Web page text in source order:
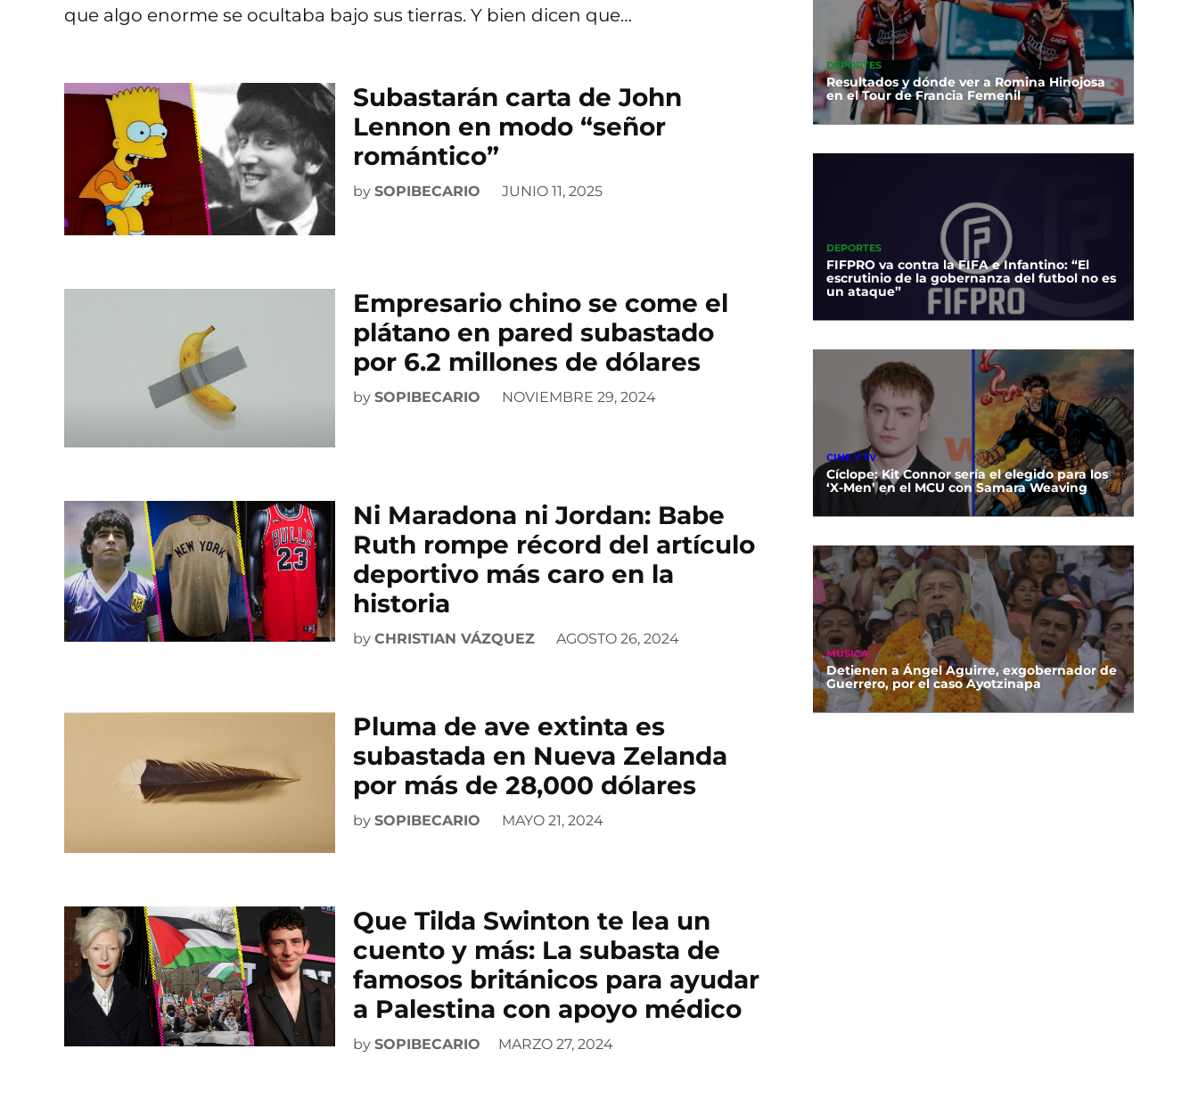
que algo enorme se ocultaba bajo sus tierras. Y bien dicen que…
Subastarán carta de John
Lennon en modo “señor
romántico”
by SOPIBECARIO JUNIO 11, 2025
Empresario chino se come el
plátano en pared subastado
por 6.2 millones de dólares
by SOPIBECARIO NOVIEMBRE 29, 2024
Ni Maradona ni Jordan: Babe
Ruth rompe récord del artículo
deportivo más caro en la
historia
by CHRISTIAN VÁZQUEZ AGOSTO 26, 2024
Pluma de ave extinta es
subastada en Nueva Zelanda
por más de 28,000 dólares
by SOPIBECARIO MAYO 21, 2024
Que Tilda Swinton te lea un
cuento y más: La subasta de
famosos británicos para ayudar
a Palestina con apoyo médico
by SOPIBECARIO MARZO 27, 2024
DEPORTES
Resultados y dónde ver a Romina Hinojosa
en el Tour de Francia Femenil
DEPORTES
FIFPRO va contra la FIFA e Infantino: “El
escrutinio de la gobernanza del futbol no es
un ataque”
CINE Y TV
Cíclope: Kit Connor sería el elegido para los
‘X-Men’ en el MCU con Samara Weaving
MÚSICA
Detienen a Ángel Aguirre, exgobernador de
Guerrero, por el caso Ayotzinapa